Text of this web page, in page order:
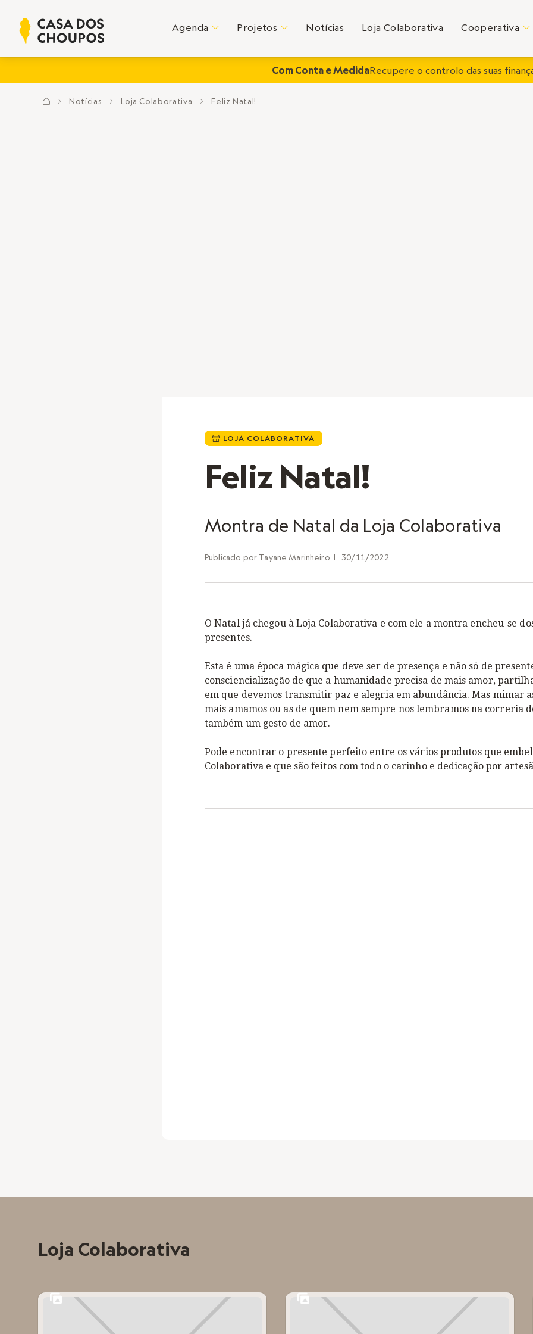
Agenda C Projetos C Notícias Loja Colaborativa Cooperativa C
Com Conta e MedidaRecupere o controlo das suas
? E Notícias E Loja Colaborativa E Feliz Natal!
 LOJA COLABORATIVA
Feliz Natal!
Montra de Natal da Loja Colaborativa
Publicado por Tayane Marinheiro | 30/11/2022
O Natal já chegou à Loja Colaborativa e com ele a montra encheu-se
presentes.
Esta é uma época mágica que deve ser de presença e não só de
consciencialização de que a humanidade precisa de mais amor,
em que devemos transmitir paz e alegria em abundância. Mas mimar
mais amamos ou as de quem nem sempre nos lembramos na correria
também um gesto de amor.
Pode encontrar o presente perfeito entre os vários produtos que
Colaborativa e que são feitos com todo o carinho e dedicação por
Loja Colaborativa